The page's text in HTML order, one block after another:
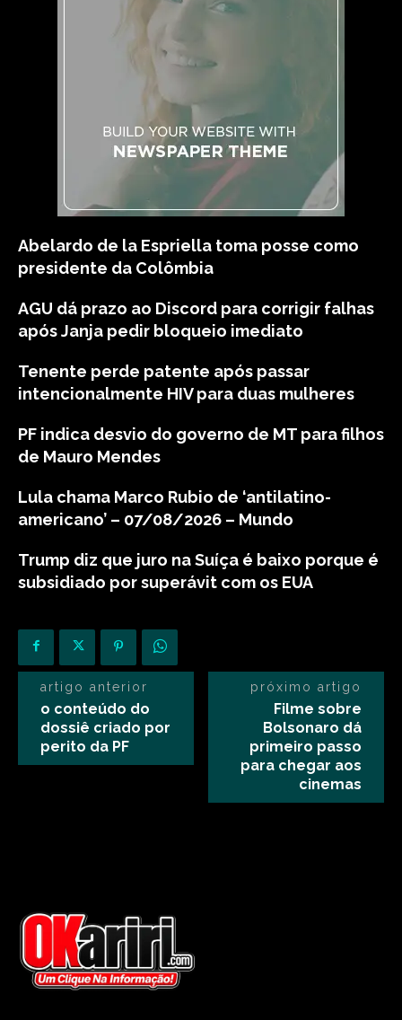
Abelardo de la Espriella toma posse como
presidente da Colômbia
AGU dá prazo ao Discord para corrigir falhas
após Janja pedir bloqueio imediato
Tenente perde patente após passar
intencionalmente HIV para duas mulheres
PF indica desvio do governo de MT para filhos
de Mauro Mendes
Lula chama Marco Rubio de ‘antilatino-
americano’ – 07/08/2026 – Mundo
Trump diz que juro na Suíça é baixo porque é
subsidiado por superávit com os EUA
artigo anterior
o conteúdo do
dossiê criado por
perito da PF
próximo artigo
Filme sobre
Bolsonaro dá
primeiro passo
para chegar aos
cinemas